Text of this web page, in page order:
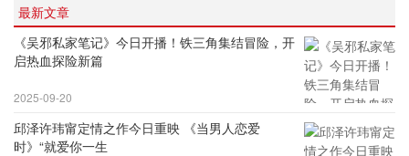
最新文章
《吴邪私家笔记》今日开播！铁三角集结冒险，开
启热血探险新篇
2025-09-20
邱泽许玮甯定情之作今日重映 《当男人恋爱
时》“就爱你一生